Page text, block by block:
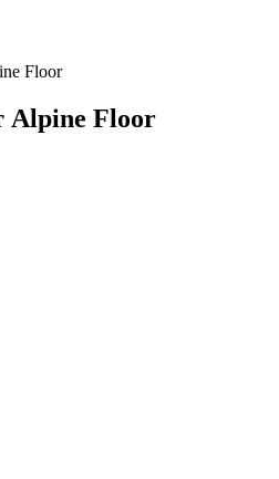
Floor
Alpine Floor